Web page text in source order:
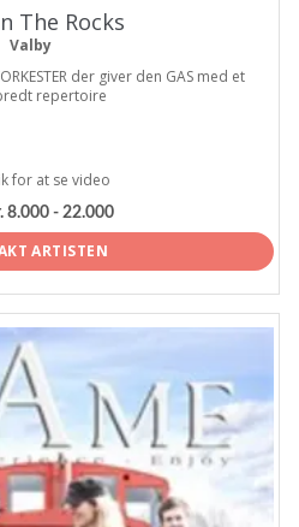
The Rocks
Valby
der giver den GAS med et
repertoire
for at se video
8.000 - 22.000
ARTISTEN